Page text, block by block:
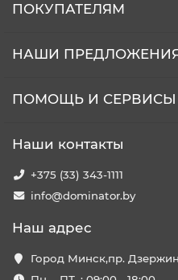
ПОКУПАТЕЛЯМ
НАШИ
ПОМОЩЬ И СЕРВИСЫ
Наши контакты
+375 (33) 343-1111
info@dominator.by
Наш адрес
Город Минск,пр.